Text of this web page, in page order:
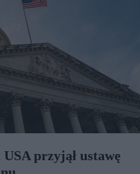
przyjął ustawę